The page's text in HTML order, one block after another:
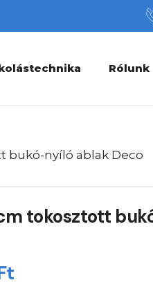
Rólunk
bukó-nyíló ablak Deco
tokosztott